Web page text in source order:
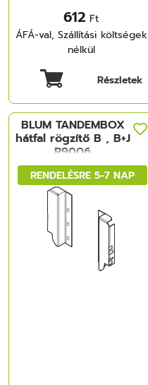
612 Ft
ÁFÁ-val, Szállítási költségek
nélkül
Részletek
RENDELÉSRE 5-7 NAP
BLUM TANDEMBOX
hátfal rögzítő B , B+J
R9006
világosszürke